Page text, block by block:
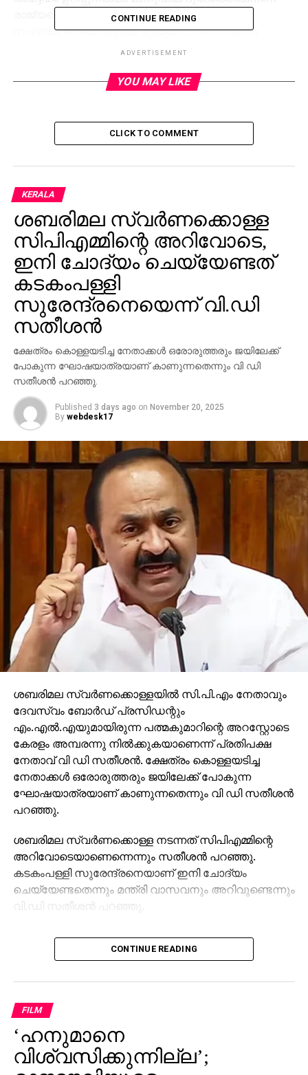
രാജ്യത്തെ രക്ഷിക്കാന്‍ അദ്ദേഹം അന്താരാഷ്ട്ര
സഹായം അഭ്യര്‍ത്ഥിച്ചു. ബയ്‌ഡോ നഗരത്തിനു
ചുറ്റുമുള്ള ഗ്രാമങ്ങളെയാണ് പട്ടിണി ഏറ്റവും കൂടുതല്‍
വൃദ്ധരുമാണ്.
രോഗങ്ങളുടെ പിടിയിലാണ്. വെള്ളിയാഴ്ച മുതല്‍ 69
പേര്‍ കൊളറ ബാധിച്ച് മരിച്ചു. മലിന ജലമാണ് പകര്‍ച്ച
വ്യാധികള്‍ക്ക് കാരണം. സോമാലിയയില്‍ 50 ലക്ഷം
യു.എന്‍ വിദഗ്ധര്‍ പറയുന്നു. രാജ്യത്തിന്റെ വിവിധ
ഭാഗങ്ങളില്‍നിന്ന് ഭക്ഷണവും ചികിത്സയും തേടി
തലസ്ഥാനമായ മൊഗാദിഷുവിലേക്ക് കൂട്ട പലായനം
തുടരുകയാണ്. 363,000 കുട്ടികള്‍ പോഷകാഹരം
കിട്ടാതെ പ്രയാസപ്പെടുന്നുണ്ട്. 71,000 കുട്ടികള്‍ക്ക്
കടുത്ത പോഷകക്കുറവ് അനുഭവപ്പെടുന്നുണ്ടെന്നും
യു.എന്‍ പറയുന്നു.
പട്ടിണിയുടെ മറവില്‍ ചൂഷണവും മനുഷ്യാവകാശ
ധ്വംസനങ്ങളും തുടരുന്നുണ്ട്. തീവ്രവാദ ശൃംഖലകളും
സജീവമാണ്. സോമാലിയക്കു പുറമെ, നൈജീരിയ,
ദക്ഷിണ സുഡാന്‍, യമന്‍ എന്നീ രാജ്യങ്ങളും കടുത്ത
പട്ടിണിയില്‍ അകപ്പെട്ടിട്ടുണ്ട്. 2011ല്‍ സോമാലിയയില്‍
260,000 പേര്‍ പട്ടിണി കിടന്ന് മരിച്ചിട്ടുണ്ടെന്നാണ് കണക്ക്.
RELATED TOPICS:
യു.ഡി.എഫ് സര്‍ക്കാരിന്റെ പദ്ധതി അട്ടിമറിച്ചു ഇ-
മാലിന്യ സംസ്‌കരണം പാളുന്നു
സാമ്പത്തിക വളര്‍ച്ച ലക്ഷ്യം ചൈന കുറച്ചു
CONTINUE READING
ADVERTISEMENT
YOU MAY LIKE
CLICK TO COMMENT
KERALA
ശബരിമല സ്വര്‍ണക്കൊള്ള
സിപിഎമ്മിന്റെ അറിവോടെ,
ഇനി ചോദ്യം ചെയ്യേണ്ടത്
കടകംപള്ളി
സുരേന്ദ്രനെയെന്ന് വി.ഡി
സതീശന്‍
ക്ഷേത്രം കൊള്ളയടിച്ച നേതാക്കള്‍ ഒരോരുത്തരും ജയിലേക്ക്
പോകുന്ന ഘോഷയാത്രയാണ് കാണുന്നതെന്നും വി ഡി
സതീശന്‍ പറഞ്ഞു.
Published 3 days ago on November 20, 2025
By webdesk17
ശബരിമല സ്വര്‍ണക്കൊള്ളയില്‍ സി.പി.എം നേതാവും
ദേവസ്വം ബോര്‍ഡ് പ്രസിഡന്റും
എം.എല്‍.എയുമായിരുന്ന പത്മകുമാറിന്റെ അറസ്റ്റോടെ
കേരളം അമ്പരന്നു നില്‍ക്കുകയാണെന്ന് പ്രതിപക്ഷ
നേതാവ് വി ഡി സതീശന്‍. ക്ഷേത്രം കൊള്ളയടിച്ച
നേതാക്കള്‍ ഒരോരുത്തരും ജയിലേക്ക് പോകുന്ന
ഘോഷയാത്രയാണ് കാണുന്നതെന്നും വി ഡി സതീശന്‍
പറഞ്ഞു.
ശബരിമല സ്വര്‍ണക്കൊള്ള നടന്നത് സിപിഎമ്മിന്റെ
അറിവോടെയാണെന്നെന്നും സതീശന്‍ പറഞ്ഞു.
കടകംപള്ളി സുരേന്ദ്രനെയാണ് ഇനി ചോദ്യം
ചെയ്യേണ്ടതെന്നും മന്ത്രി വാസവനും അറിവുണ്ടെന്നും
വി.ഡി സതീശന്‍ പറഞ്ഞു.
ശബരിമല സ്വര്‍ണക്കൊള്ളയില്‍ മുഖ്യമന്ത്രി
പിണറായി വിജയന്‍ എന്തുകൊണ്ട് മൗനം പാലിക്കുന്നു.
പാര്‍ട്ടിക്ക് ഒരു കുഴപ്പവുമില്ലെന്ന് പറയാന്‍ എം.വി
ഗോവിന്ദന് മാത്രമേ കഴിയൂവെന്നും വി.ഡി സതീശന്‍
പരിഹസിച്ചു. എന്തുകൊണ്ട് ദേവസ്വം ബോര്‍ഡ്
പോറ്റിക്കെതിരെ പരാതി നല്‍കിയില്ലെന്നും പോറ്റി
കുടുങ്ങിയാല്‍ പലരും കുടുങ്ങും എന്ന് സിപിഎമ്മിന്
അറിയാമായിരുന്നുവെന്നും അദ്ദേഹം കൂട്ടിച്ചേര്‍ത്തു.
CONTINUE READING
FILM
‘ഹനുമാനെ
വിശ്വസിക്കുന്നില്ല’;